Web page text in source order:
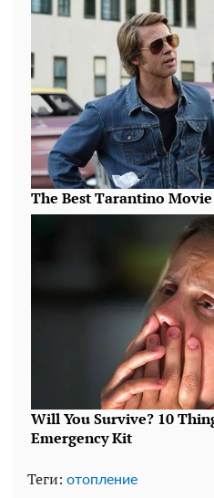
Теги: отопление